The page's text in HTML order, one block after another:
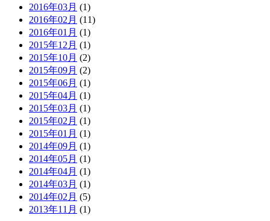
2016年03月 (1)
2016年02月 (11)
2016年01月 (1)
2015年12月 (1)
2015年10月 (2)
2015年09月 (2)
2015年06月 (1)
2015年04月 (1)
2015年03月 (1)
2015年02月 (1)
2015年01月 (1)
2014年09月 (1)
2014年05月 (1)
2014年04月 (1)
2014年03月 (1)
2014年02月 (5)
2013年11月 (1)